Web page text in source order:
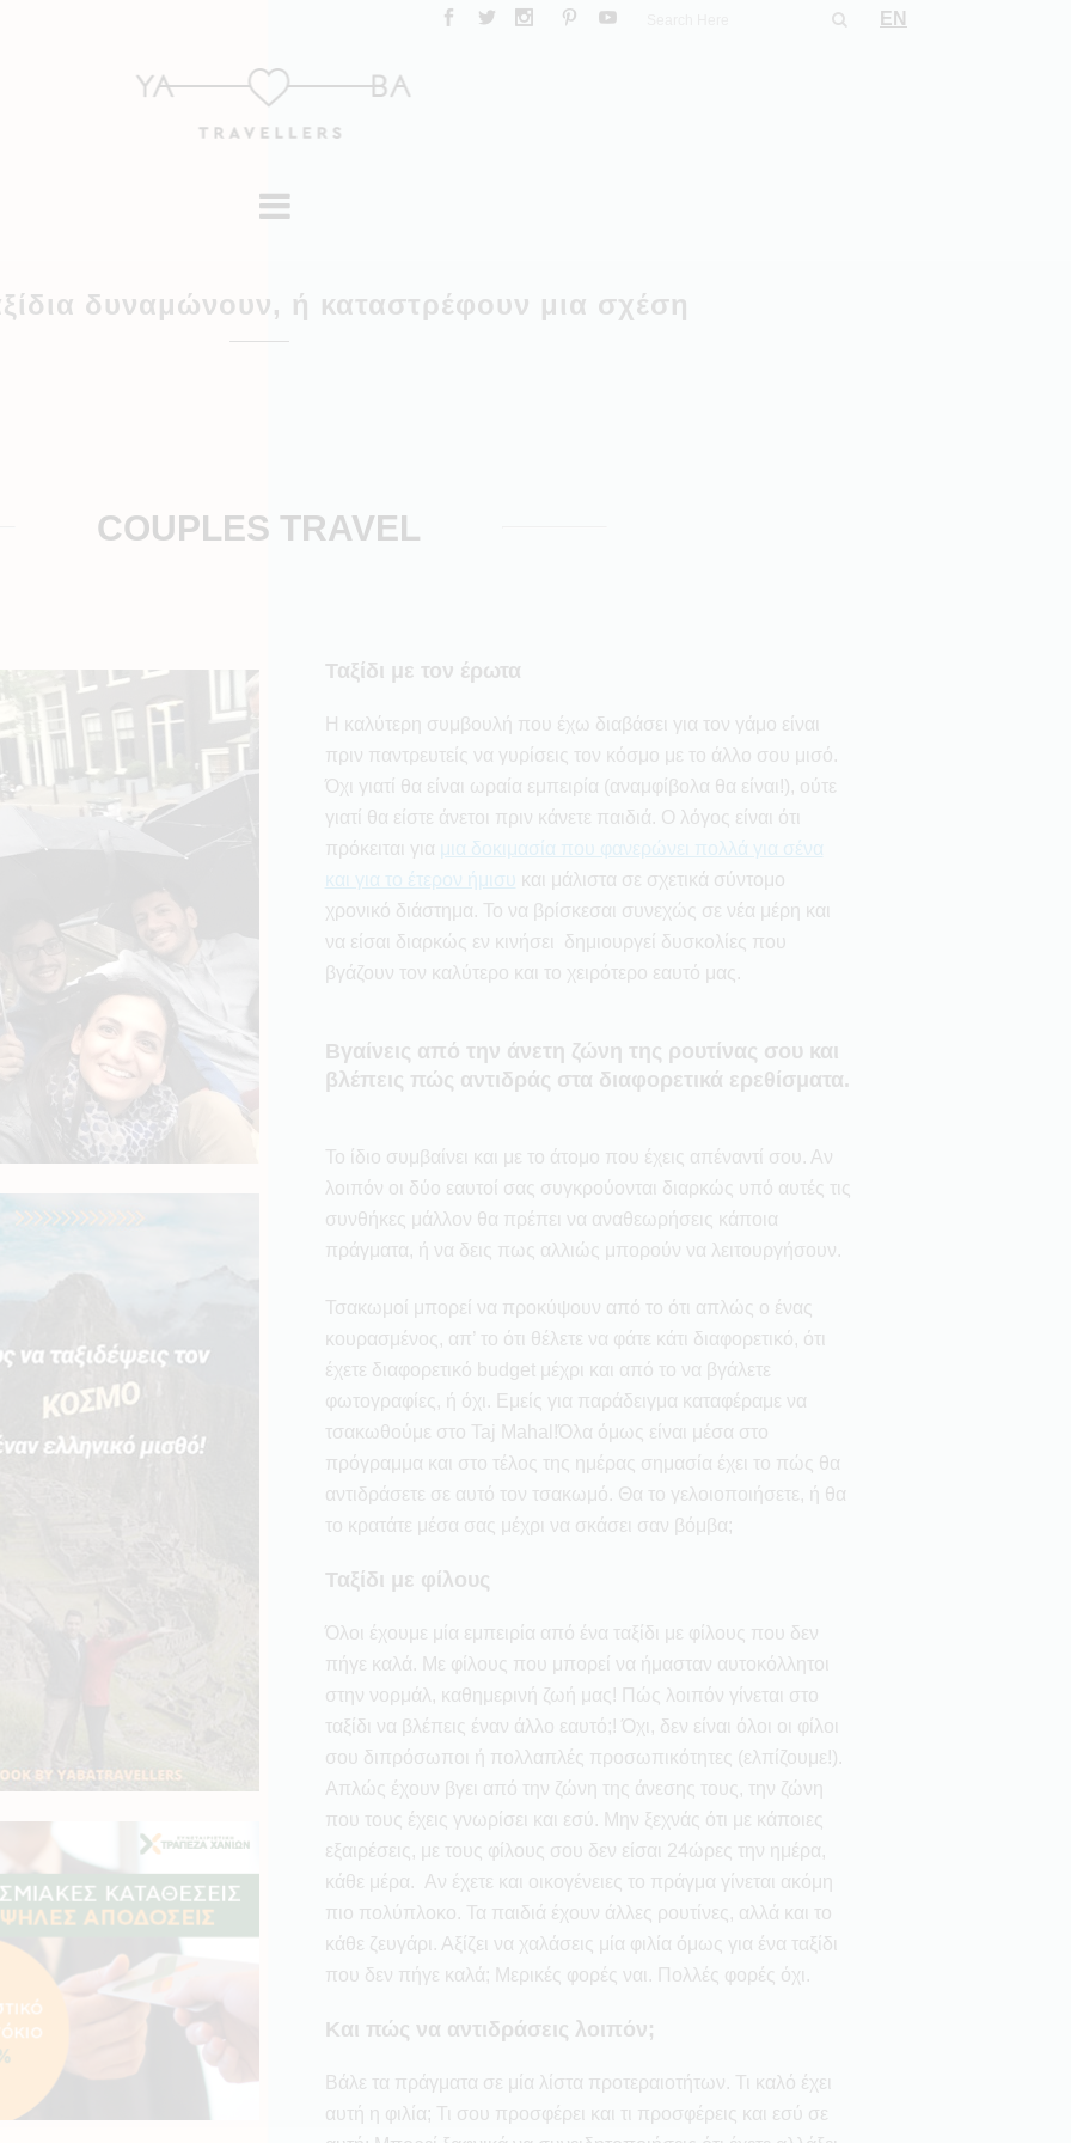
EN
δυναμώνουν, ή καταστρέφουν μια σχέση
COUPLES TRAVEL
Ταξίδι με τον έρωτα
Η καλύτερη συμβουλή που έχω διαβάσει για τον γάμο είναι
πριν παντρευτείς να γυρίσεις τον κόσμο με το άλλο σου μισό.
Όχι γιατί θα είναι ωραία εμπειρία (αναμφίβολα θα είναι!), ούτε
γιατί θα είστε άνετοι πριν κάνετε παιδιά. Ο λόγος είναι ότι
πρόκειται για μια δοκιμασία που φανερώνει πολλά για σένα
και για το έτερον ήμισυ και μάλιστα σε σχετικά σύντομο
χρονικό διάστημα. Το να βρίσκεσαι συνεχώς σε νέα μέρη και
να είσαι διαρκώς εν κινήσει δημιουργεί δυσκολίες που
βγάζουν τον καλύτερο και το χειρότερο εαυτό μας.
Βγαίνεις από την άνετη ζώνη της ρουτίνας σου και
βλέπεις πώς αντιδράς στα διαφορετικά ερεθίσματα.
Το ίδιο συμβαίνει και με το άτομο που έχεις απέναντί σου. Αν
λοιπόν οι δύο εαυτοί σας συγκρούονται διαρκώς υπό αυτές τις
συνθήκες μάλλον θα πρέπει να αναθεωρήσεις κάποια
πράγματα, ή να δεις πως αλλιώς μπορούν να λειτουργήσουν.
Τσακωμοί μπορεί να προκύψουν από το ότι απλώς ο ένας
κουρασμένος, απ’ το ότι θέλετε να φάτε κάτι διαφορετικό, ότι
έχετε διαφορετικό budget μέχρι και από το να βγάλετε
φωτογραφίες, ή όχι. Εμείς για παράδειγμα καταφέραμε να
τσακωθούμε στο Taj Mahal!Όλα όμως είναι μέσα στο
πρόγραμμα και στο τέλος της ημέρας σημασία έχει το πώς θα
αντιδράσετε σε αυτό τον τσακωμό. Θα το γελοιοποιήσετε, ή θα
το κρατάτε μέσα σας μέχρι να σκάσει σαν βόμβα;
Ταξίδι με φίλους
Όλοι έχουμε μία εμπειρία από ένα ταξίδι με φίλους που δεν
πήγε καλά. Με φίλους που μπορεί να ήμασταν αυτοκόλλητοι
στην νορμάλ, καθημερινή ζωή μας! Πώς λοιπόν γίνεται στο
ταξίδι να βλέπεις έναν άλλο εαυτό;! Όχι, δεν είναι όλοι οι φίλοι
σου διπρόσωποι ή πολλαπλές προσωπικότητες (ελπίζουμε!).
Απλώς έχουν βγει από την ζώνη της άνεσης τους, την ζώνη
που τους έχεις γνωρίσει και εσύ. Μην ξεχνάς ότι με κάποιες
εξαιρέσεις, με τους φίλους σου δεν είσαι 24ώρες την ημέρα,
κάθε μέρα. Αν έχετε και οικογένειες το πράγμα γίνεται ακόμη
πιο πολύπλοκο. Τα παιδιά έχουν άλλες ρουτίνες, αλλά και το
κάθε ζευγάρι. Αξίζει να χαλάσεις μία φιλία όμως για ένα ταξίδι
που δεν πήγε καλά; Μερικές φορές ναι. Πολλές φορές όχι.
Και πώς να αντιδράσεις λοιπόν;
Βάλε τα πράγματα σε μία λίστα προτεραιοτήτων. Τι καλό έχει
αυτή η φιλία; Τι σου προσφέρει και τι προσφέρεις και εσύ σε